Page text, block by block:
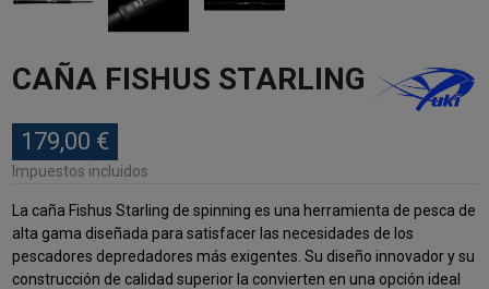
CAÑA FISHUS STARLING
179,00 €
Impuestos incluidos
La caña Fishus Starling de spinning es una herramienta de pesca de
alta gama diseñada para satisfacer las necesidades de los
pescadores depredadores más exigentes. Su diseño innovador y su
construcción de calidad superior la convierten en una opción ideal